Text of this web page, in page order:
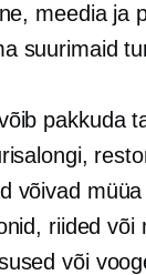
meedia ja
suurimaid
pakkuda
võivad
riided või
või